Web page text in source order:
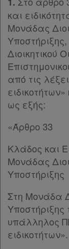
και
Μονάδας
Υποστήριξης,
Διοικητικού
από τις
ως εξής:
«Άρθρο 33
Κλάδος και
Μονάδας
Υποστήριξης
Στη Μονάδα
Υποστήριξης
υπάλληλος
ειδικοτήτων».